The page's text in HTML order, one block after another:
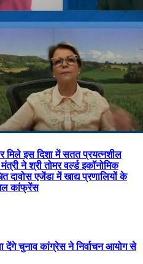
मिले इस दिशा में सतत प्रयत्नशील
ने श्री तोमर वर्ल्ड इकॉनोमिक
दावोस एजेंडा में खाद्य प्रणालियों के
कांफ्रेंस
देंगे चुनाव कांग्रेस ने निर्वाचन आयोग से